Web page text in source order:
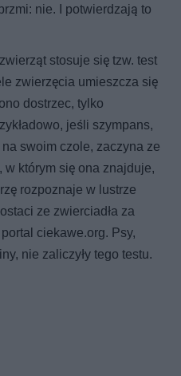
nie. I potwierdzają to
stosuje się tzw. test
zwierzęcia umieszcza się
dostrzec, tylko
jeśli szympans,
swoim czole, zaczyna ze
którym się ona znajduje,
rozpoznaje w lustrze
ze zwierciadła za
ciekawe.org. Psy,
nie zaliczyły tego testu.